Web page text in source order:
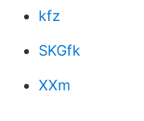
kfz
SKGfk
XXm